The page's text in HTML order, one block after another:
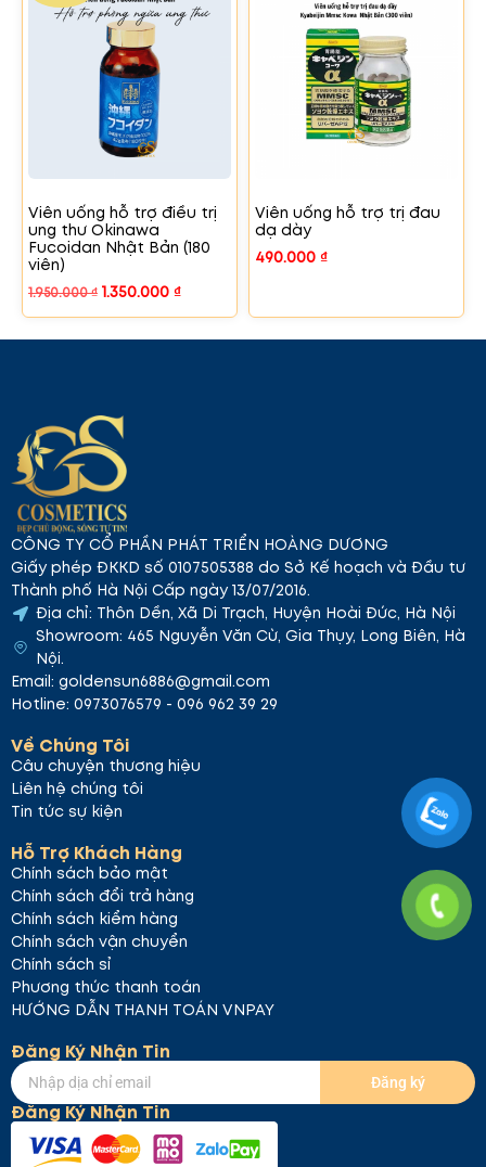
Viên uống hỗ trợ điều trị
ung thư Okinawa
Fucoidan Nhật Bản (180
viên)
1.950.000₫ 1.350.000 ₫
Viên uống hỗ trợ trị đau
dạ dày
490.000 ₫
CÔNG TY CỔ PHẦN PHÁT TRIỂN HOÀNG DƯƠNG
Giấy phép ĐKKD số 0107505388 do Sở Kế hoạch và Đầu tư
Thành phố Hà Nội Cấp ngày 13/07/2016.
Địa chỉ: Thôn Dền, Xã Di Trạch, Huyện Hoài Đức, Hà Nội
Showroom: 465 Nguyễn Văn Cừ, Gia Thụy, Long Biên, Hà
Nội.
Email: goldensun6886@gmail.com
Hotline: 0973076579 - 096 962 39 29
Về Chúng Tôi
Câu chuyện thương hiệu
Liên hệ chúng tôi
Tin tức sự kiện
Hỗ Trợ Khách Hàng
Chính sách bảo mật
Chính sách đổi trả hàng
Chính sách kiểm hàng
Chính sách vận chuyển
Chính sách sỉ
Phương thức thanh toán
HƯỚNG DẪN THANH TOÁN VNPAY
Đăng Ký Nhận Tin
Đăng ký
Đăng Ký Nhận Tin